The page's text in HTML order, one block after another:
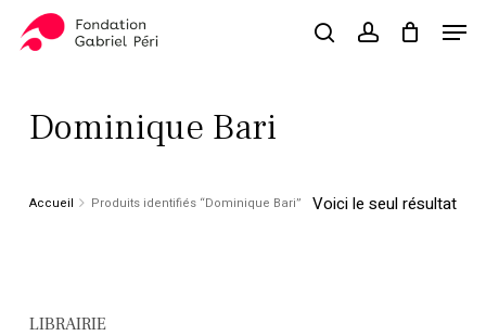
searchaccount
Panier Close
Dominique Bari
Voici le seul résultat
Accueil Produits identifiés “Dominique Bari”
LIBRAIRIE